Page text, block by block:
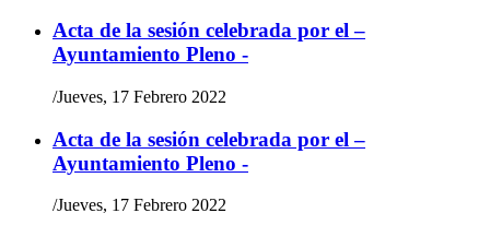
Acta de la sesión celebrada por el –
Ayuntamiento Pleno -
/Jueves, 17 Febrero 2022
Acta de la sesión celebrada por el –
Ayuntamiento Pleno -
/Jueves, 17 Febrero 2022